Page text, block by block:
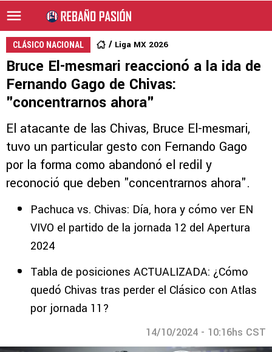
CLÁSICO NACIONAL Liga MX 2026
Bruce El-mesmari reaccionó a la ida de
Fernando Gago de Chivas:
"concentrarnos ahora"
El atacante de las Chivas, Bruce El-mesmari,
tuvo un particular gesto con Fernando Gago
por la forma como abandonó el redil y
reconoció que deben "concentrarnos ahora".
Pachuca vs. Chivas: Día, hora y cómo ver EN
VIVO el partido de la jornada 12 del Apertura
2024
Tabla de posiciones ACTUALIZADA: ¿Cómo
quedó Chivas tras perder el Clásico con Atlas
por jornada 11?
14/10/2024 - 10:16hs CST